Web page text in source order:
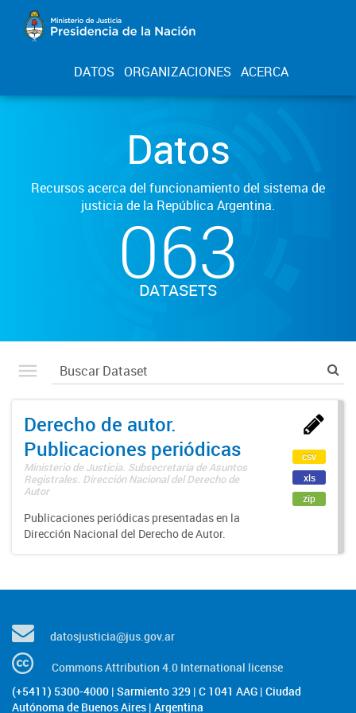
DATOS ORGANIZACIONES ACERCA
Datos
Recursos acerca del funcionamiento del sistema de
justicia de la República Argentina.
063
DATASETS
Derecho de autor.
Publicaciones periódicas
Ministerio de Justicia. Subsecretaría de Asuntos
Registrales. Dirección Nacional del Derecho de
Autor
Publicaciones periódicas presentadas en la
Dirección Nacional del Derecho de Autor.
csv
xls
zip
datosjusticia@jus.gov.ar
Commons Attribution 4.0 International license
(+5411) 5300-4000 | Sarmiento 329 | C 1041 AAG | Ciudad
Autónoma de Buenos Aires | Argentina